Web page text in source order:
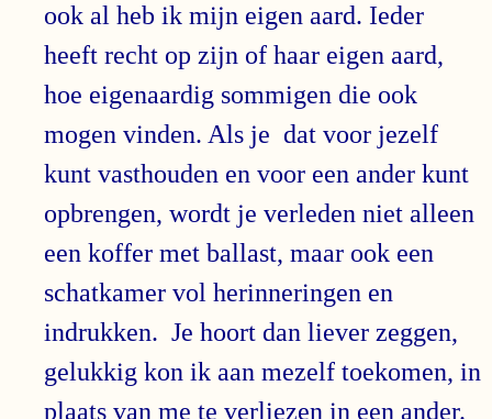
ook al heb ik mijn eigen aard. Ieder
heeft recht op zijn of haar eigen aard,
hoe eigenaardig sommigen die ook
mogen vinden. Als je dat voor jezelf
kunt vasthouden en voor een ander kunt
opbrengen, wordt je verleden niet alleen
een koffer met ballast, maar ook een
schatkamer vol herinneringen en
indrukken. Je hoort dan liever zeggen,
gelukkig kon ik aan mezelf toekomen, in
plaats van me te verliezen in een ander.